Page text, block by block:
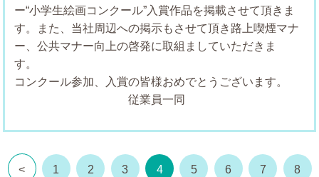
ー“小学生絵画コンクール”入賞作品を掲載させて頂きま
す。また、当社周辺への掲示もさせて頂き路上喫煙マナ
ー、公共マナー向上の啓発に取組ましていただきま
コンクール参加、入賞の皆様おめでとうございます。
従業員一同
< 1 2 3 4 5 6 7 8